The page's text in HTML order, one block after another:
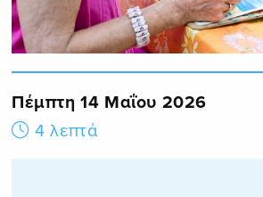
Πέμπτη 14 Μαΐου 2026
4 λεπτά